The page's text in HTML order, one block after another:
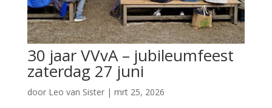
30 jaar VVvA – jubileumfeest
zaterdag 27 juni
door Leo van Sister| mrt 25, 2026